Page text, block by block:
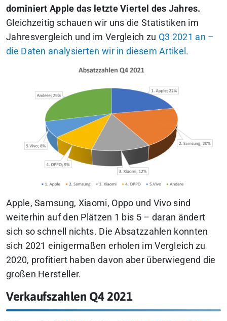
dominiert Apple das letzte Viertel des Jahres.
Gleichzeitig schauen wir uns die Statistiken im
Jahresvergleich und im Vergleich zu Q3 2021 an –
die Daten analysierten wir in diesem Artikel.
Apple, Samsung, Xiaomi, Oppo und Vivo sind
weiterhin auf den Plätzen 1 bis 5 – daran ändert
sich so schnell nichts. Die Absatzzahlen konnten
sich 2021 einigermaßen erholen im Vergleich zu
2020, profitiert haben davon aber überwiegend die
großen Hersteller.
Verkaufszahlen Q4 2021